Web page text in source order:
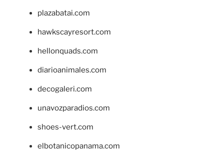
plazabatai.com
hawkscayresort.com
hellonquads.com
diarioanimales.com
decogaleri.com
unavozparadios.com
shoes-vert.com
elbotanicopanama.com